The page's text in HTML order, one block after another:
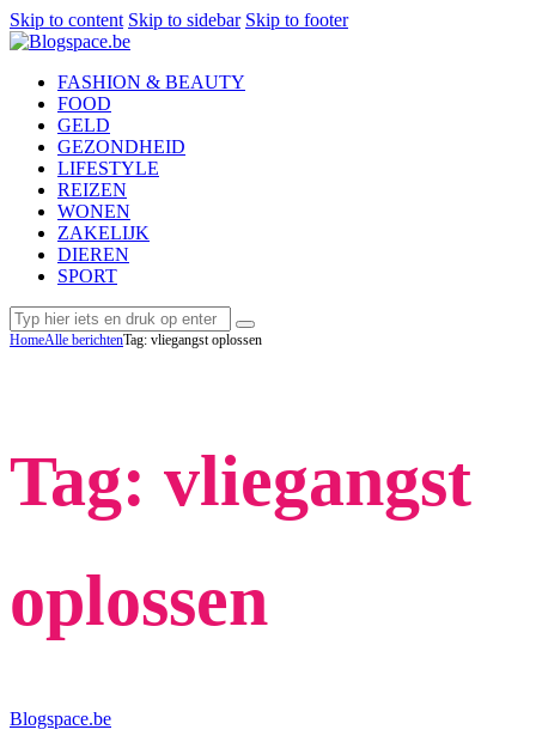
Skip to content Skip to sidebar Skip to footer
FASHION & BEAUTY
FOOD
GELD
GEZONDHEID
LIFESTYLE
REIZEN
WONEN
ZAKELIJK
DIEREN
SPORT
Tag: vliegangst
oplossen
HomeAlle berichtenTag: vliegangst oplossen
Blogspace.be